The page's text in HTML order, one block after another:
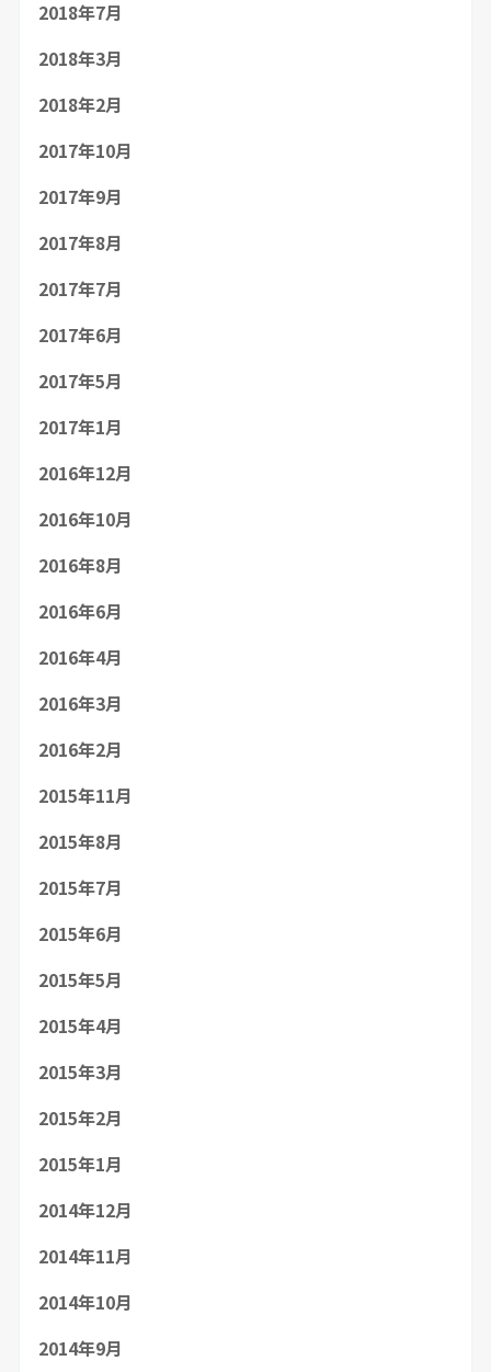
2018年7月
2018年3月
2018年2月
2017年10月
2017年9月
2017年8月
2017年7月
2017年6月
2017年5月
2017年1月
2016年12月
2016年10月
2016年8月
2016年6月
2016年4月
2016年3月
2016年2月
2015年11月
2015年8月
2015年7月
2015年6月
2015年5月
2015年4月
2015年3月
2015年2月
2015年1月
2014年12月
2014年11月
2014年10月
2014年9月